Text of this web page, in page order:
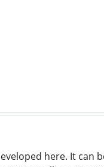
here. It can